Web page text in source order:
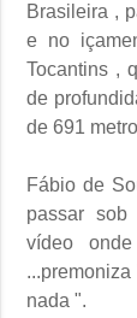
Brasileira ,
e no
Tocantins ,
de
de 691
Fábio de
passar sob
vídeo
nada ".